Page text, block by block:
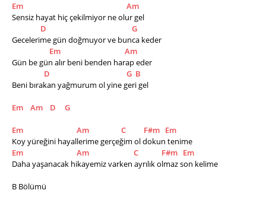
Em
Am
Sensiz hayat hiç çekilmiyor ne olur gel
D
G
Gecelerime gün doğmuyor ve bunca keder
Em
Am
Gün be gün alır beni benden harap eder
D
G B
Beni bırakan yağmurum ol yine geri gel
Em Am D G
Em Am C F#m Em
Koy yüreğini hayallerime gerçeğim ol dokun tenime
Em
Am C F#m Em
Daha yaşanacak hikayemiz varken ayrılık olmaz son kelime
B Bölümü